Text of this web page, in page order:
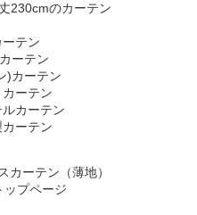
230cmのカーテン
テン
ーテン
)カーテン
ーテン
カーテン
ーテン
カーテン（薄地）
ップページ